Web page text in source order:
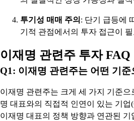
투기성 매매 주의 : 단기 급등에
기적 관점에서의 투자 접근이
이재명 관련주 투자 FAQ
Q1: 이재명 관련주는 어떤 기
이재명 관련주는 크게 세 가지 기준으
명 대표와의 직접적 인연이 있는 기업
이재명 대표의 정책 방향과 연관된